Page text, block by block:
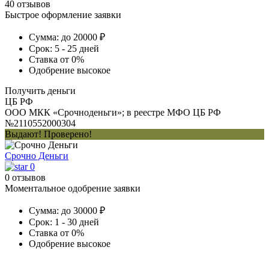
40 отзывов
Быстрое оформление заявки
Сумма: до 20000 ₽
Срок: 5 - 25 дней
Ставка от 0%
Одобрение высокое
Получить деньги
ЦБ РФ
ООО МКК «Срочноденьги»; в реестре МФО ЦБ РФ
№2110552000304
Выдают! Проверено!
Срочно Деньги
0
0 отзывов
Моментальное одобрение заявки
Сумма: до 30000 ₽
Срок: 1 - 30 дней
Ставка от 0%
Одобрение высокое